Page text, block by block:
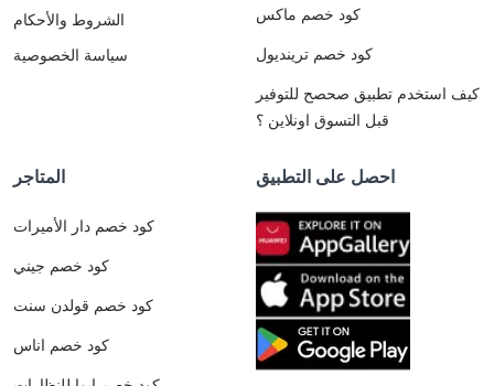
الشروط والأحكام
سياسة الخصوصية
كود خصم ماكس
كود خصم ترينديول
كيف استخدم تطبيق صحصح للتوفير
قبل التسوق اونلاين ؟
المتاجر
كود خصم دار الأميرات
كود خصم جيني
كود خصم قولدن سنت
كود خصم اناس
احصل على التطبيق